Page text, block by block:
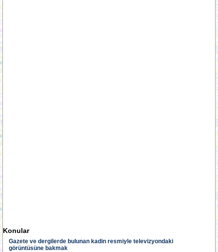
Konular
Gazete ve dergilerde bulunan kadin resmiyle televizyondaki
görüntüsüne bakmak